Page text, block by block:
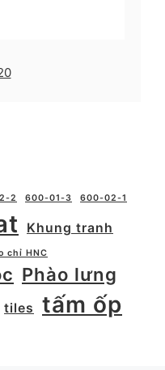
2 600-01-3 600-02-1
Khung tranh
chỉ HNC
Phào lưng
tiles tấm ốp